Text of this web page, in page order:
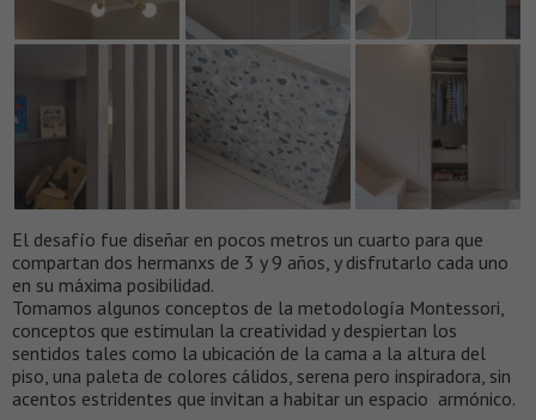
El desafío fue diseñar en pocos metros un cuarto para que
compartan dos hermanxs de 3 y 9 años, y disfrutarlo cada uno
en su máxima posibilidad.
Tomamos algunos conceptos de la metodología Montessori,
conceptos que estimulan la creatividad y despiertan los
sentidos tales como la ubicación de la cama a la altura del
piso, una paleta de colores cálidos, serena pero inspiradora, sin
acentos estridentes que invitan a habitar un espacio armónico.